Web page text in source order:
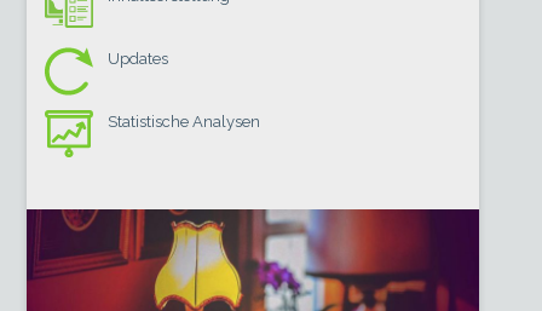
Updates
Statistische Analysen